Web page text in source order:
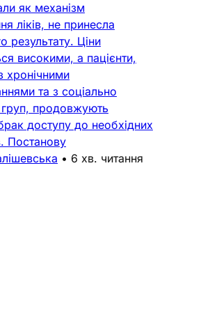
як механізм
ліків, не принесла
результату. Ціни
високими, а пацієнти,
хронічними
та з соціально
груп, продовжують
доступу до необхідних
Постанову
• 6 хв. читання